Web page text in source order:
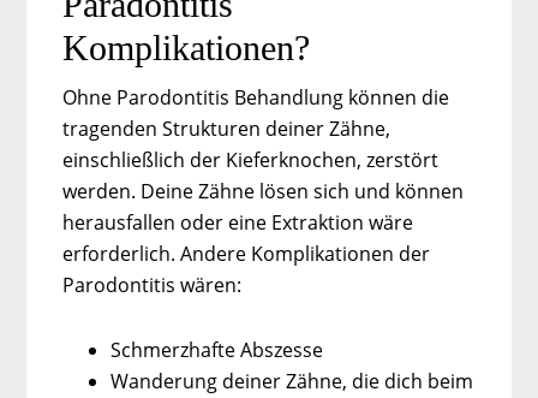
Komplikationen?
Ohne Parodontitis Behandlung können die
tragenden Strukturen deiner Zähne,
einschließlich der Kieferknochen, zerstört
werden. Deine Zähne lösen sich und können
herausfallen oder eine Extraktion wäre
erforderlich. Andere Komplikationen der
Parodontitis wären:
Schmerzhafte Abszesse
Wanderung deiner Zähne, die dich beim